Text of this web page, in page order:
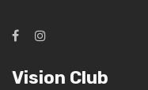
Vision Club